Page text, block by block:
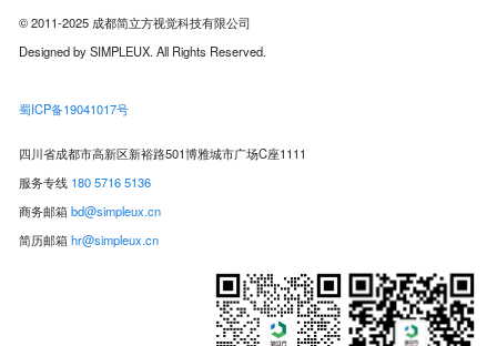
© 2011-2025 成都简立方视觉科技有限公司
Designed by SIMPLEUX. All Rights Reserved.
蜀ICP备19041017号
四川省成都市高新区新裕路501博雅城市广场C座1111
服务专线 180 5716 5136
商务邮箱bd@simpleux.cn
简历邮箱hr@simpleux.cn